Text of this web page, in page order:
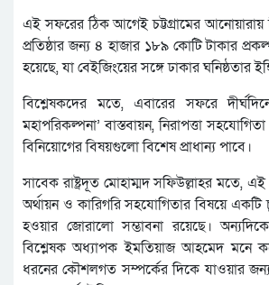
এই সফরের ঠিক আগেই চট্টগ্রামের আনোয়ারায়
প্রতিষ্ঠার জন্য ৪ হাজার ১৮৯ কোটি টাকার
হয়েছে, যা বেইজিংয়ের সঙ্গে ঢাকার ঘনিষ্ঠতার
বিশ্লেষকদের মতে, এবারের সফরে
মহাপরিকল্পনা’ বাস্তবায়ন, নিরাপত্তা
বিনিয়োগের বিষয়গুলো বিশেষ প্রাধান্য পাবে।
সাবেক রাষ্ট্রদূত মোহাম্মদ সফিউল্লাহর মতে,
অর্থায়ন ও কারিগরি সহযোগিতার বিষয়ে একটি
হওয়ার জোরালো সম্ভাবনা রয়েছে।
বিশ্লেষক অধ্যাপক ইমতিয়াজ আহমেদ মনে
ধরনের কৌশলগত সম্পর্কের দিকে যাওয়ার জন্য